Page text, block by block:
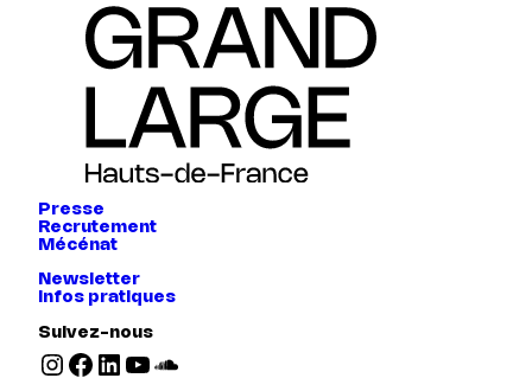
Presse
Recrutement
Mécénat
Newsletter
Infos pratiques
Suivez-nous
Instagram Facebook LinkedIn YouTube SoundCloud